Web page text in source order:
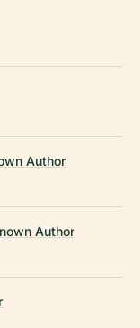
Author
Author